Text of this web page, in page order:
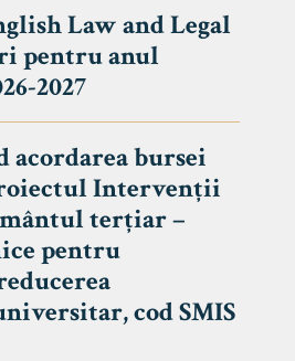
Law and Legal
pentru anul
2027
bursei
Intervenții
terțiar –
pentru
cod SMIS